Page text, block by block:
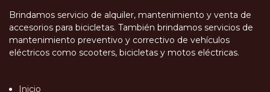
Brindamos servicio de alquiler, mantenimiento y venta de
accesorios para bicicletas. También brindamos servicios de
mantenimiento preventivo y correctivo de vehículos
eléctricos como scooters, bicicletas y motos eléctricas.
Inicio